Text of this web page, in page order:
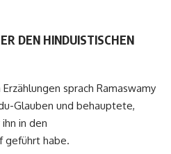
DEN HINDUISTISCHEN
sprach Ramaswamy
Glauben und behauptete,
in den
geführt habe.